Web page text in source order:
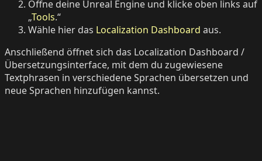
Öffne deine Unreal Engine und klicke oben links auf
„Tools.“
Wähle hier das Localization Dashboard aus.
Anschließend öffnet sich das Localization Dashboard /
Übersetzungsinterface, mit dem du zugewiesene
Textphrasen in verschiedene Sprachen übersetzen und
neue Sprachen hinzufügen kannst.